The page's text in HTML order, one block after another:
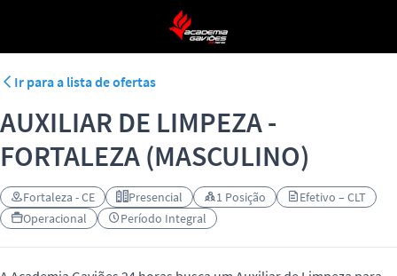
Ir para a lista de ofertas
AUXILIAR DE LIMPEZA -
FORTALEZA (MASCULINO)
Fortaleza - CE Presencial 1 Posição
Efetivo – CLT
Operacional
Período Integral